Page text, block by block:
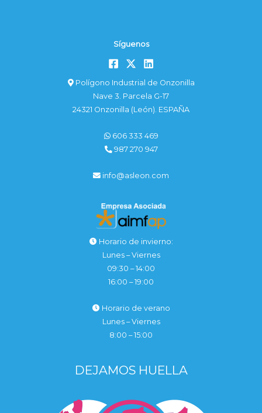
Síguenos
Polígono Industrial de Onzonilla
Nave 3. Parcela G-17
24321 Onzonilla (León). ESPAÑA
606 333 469
987 270 947
info@asleon.com
Horario de invierno:
Lunes – Viernes
09:30 – 14:00
16:00 – 19:00
Horario de verano
Lunes – Viernes
8:00 – 15:00
DEJAMOS HUELLA